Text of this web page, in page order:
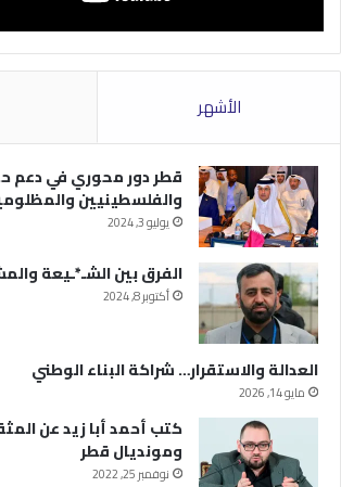
الأشهر
قطر دور محوري في دعم
والفلسطينيين
يوليو 3, 2024
الفرق بين الشـ*ـيعة
أكتوبر 8, 2024
العدالة والاستقرار… شراكة البناء الوطني
مايو 14, 2026
كتب أحمد أبا زيد عن
ومونديال قطر
نوفمبر 25, 2022